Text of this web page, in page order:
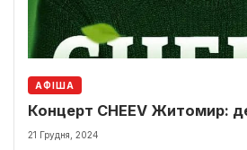
АФІША
Концерт CHEEV Житомир:
21 Грудня, 2024